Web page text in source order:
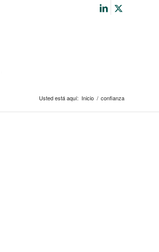
Usted está aquí: Inicio / confianza